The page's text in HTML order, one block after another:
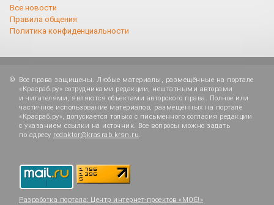
Все новости
Правила общения
Политика конфиденциальности
Все права защищены. Любые материалы, размещённые на портале
«Красраб.ру» сотрудниками редакции, нештатными авторами
и читателями, являются объектами авторского права. Полное или
частичное использование материалов, размещённых на портале
«Красраб.ру», допускается только с письменного согласия редакции
с указанием ссылки на источник. Все вопросы можно задать
по адресу redaktor@krasrab.krsn.ru.
Разработка портала: Центр интернет-проектов «МОЁ!»